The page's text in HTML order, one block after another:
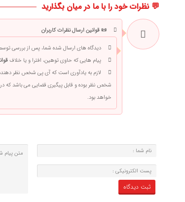
💬 نظرات خود را با ما در میان بگذارید
📜 قوانین ارسال نظرات کاربران
دیدگاه های ارسال شده شما، پس از بررسی
پیام هایی که حاوی توهین، افترا و یا خلاف
لازم به یادآوری است که آی پی شخص نظر
شخص نظر بوده و قابل پیگیری قضایی می باشد
خواهد بود.